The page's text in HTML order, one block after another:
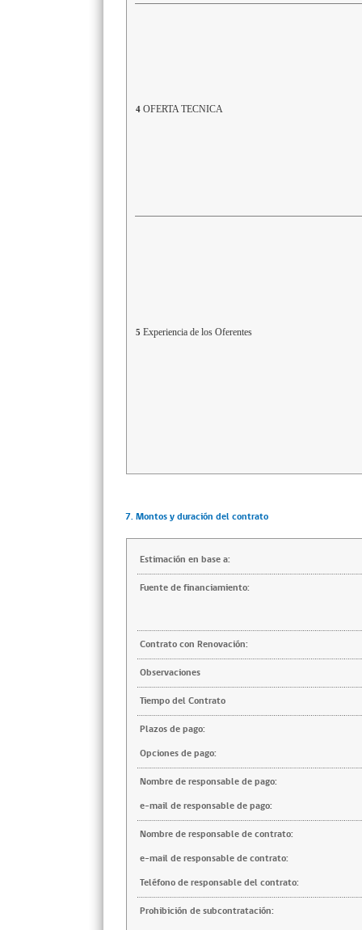
4 OFERTA TECNICA
5 Experiencia de los Oferentes
7. Montos y duración del contrato
Estimación en base a:
Fuente de financiamiento:
Contrato con Renovación:
Observaciones
Tiempo del Contrato
Plazos de pago:
Opciones de pago:
Nombre de responsable de pago:
e-mail de responsable de pago:
Nombre de responsable de contrato:
e-mail de responsable de contrato:
Teléfono de responsable del contrato:
Prohibición de subcontratación: